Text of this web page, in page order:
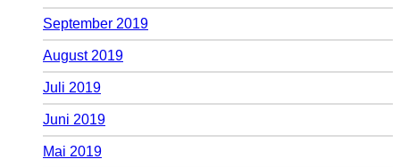
September 2019
August 2019
Juli 2019
Juni 2019
Mai 2019